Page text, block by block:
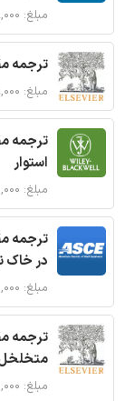
مبلغ: ۱۶۸,۰۰۰ تومان
ترجمه
مبلغ: ۱۲۸,۰۰۰ تومان
ترجمه
استوار
مبلغ: ۱۴۰,۰۰۰ تومان
ترجمه
در خاک
مبلغ: ۱۲۰,۰۰۰ تومان
ترجمه
مبلغ: ۱۴۰,۰۰۰ تومان